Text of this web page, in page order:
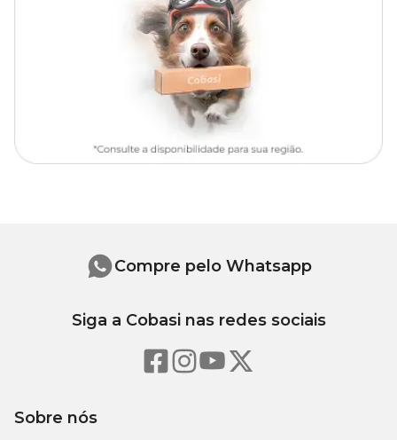
Só aqui na Cobasi você encontra aCallisia Pendente Planta
Natural Cuia 21 com preçoespecial. Compre agora mesmo em
nosso site, app ou em uma de nossas lojas.
Prefere luz indireta e ambientes bem iluminados, mas sem
exposição direta ao sol forte.
não encharcado.
Solo bem drenado, enriquecido com matéria orgânica.
Sobre nós
Compre pelo Whatsapp
Siga a Cobasi nas redes sociais